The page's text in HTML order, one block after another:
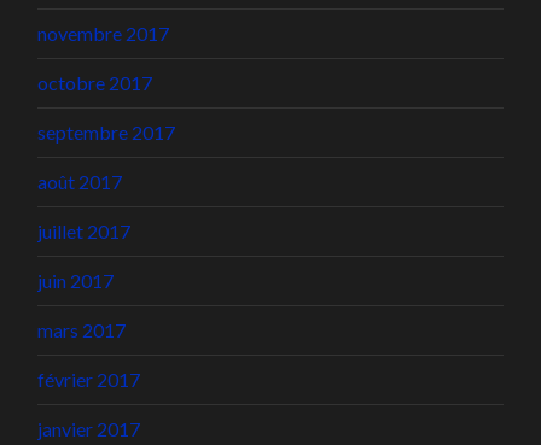
novembre 2017
octobre 2017
septembre 2017
août 2017
juillet 2017
juin 2017
mars 2017
février 2017
janvier 2017